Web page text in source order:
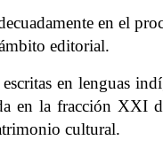
en el
editorial.
en lenguas
en la fracción XXI
cultural.